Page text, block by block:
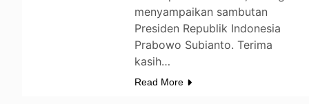
menyampaikan sambutan
Presiden Republik Indonesia
Prabowo Subianto. Terima
kasih…
Read More